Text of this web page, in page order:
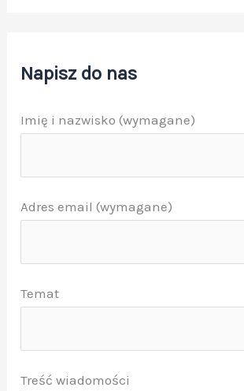
Napisz do nas
Imię i nazwisko (wymagane)
Adres email (wymagane)
Temat
Treść wiadomości